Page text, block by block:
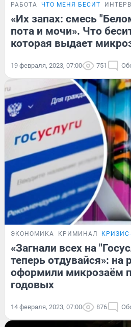
РАБОТА ЧТО МЕНЯ БЕСИТ
«Их запах: смесь
пота и мочи». Что
которая выдает
19 февраля, 2023, 07:00 751
ЭКОНОМИКА КРИМИНАЛ
«Загнали всех на
теперь отдувайся»: на
оформили микрозаём
годовых
14 февраля, 2023, 07:00 876